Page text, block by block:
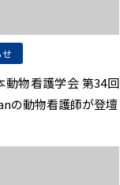
せ
動物看護学会 第34回
の動物看護師が登壇